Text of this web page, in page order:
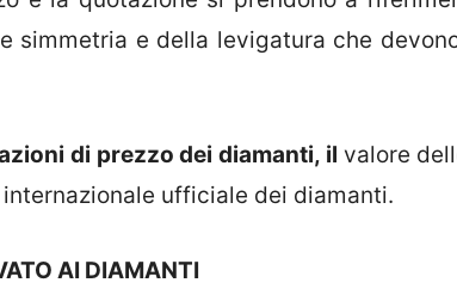
simmetria e della levigatura che
di prezzo dei diamanti, il valore
ufficiale dei diamanti.
AI DIAMANTI